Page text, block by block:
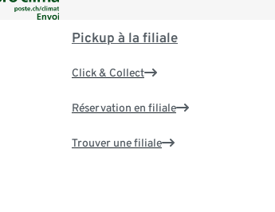
Pickup à la filiale
Click & Collect
Réservation en filiale
Trouver une filiale